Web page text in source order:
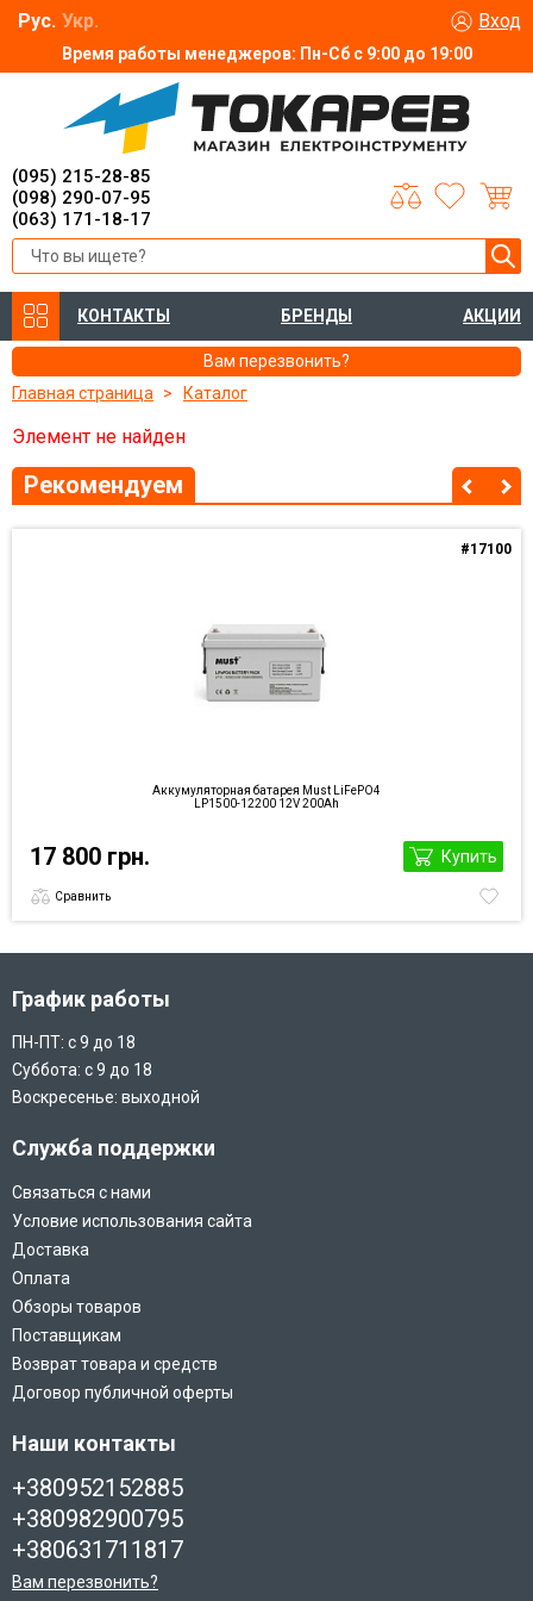
Время работы менеджеров: Пн-Сб с 9:00 до 19:00
Рус. Укр. Вход
(095) 215-28-85
(098) 290-07-95
(063) 171-18-17
КОНТАКТЫ БРЕНДЫ АКЦИИ
Вам перезвонить?
Главная страница
Каталог
Элемент не найден
Рекомендуем
#17100
Аккумуляторная батарея Must LiFePO4
LP1500-12200 12V 200Ah
17 800 грн. Купить
Сравнить
График работы
ПН-ПТ: с 9 до 18
Суббота: с 9 до 18
Воскресенье: выходной
Служба поддержки
Связаться с нами
Условие использования сайта
Доставка
Оплата
Обзоры товаров
Поставщикам
Возврат товара и средств
Договор публичной оферты
Наши контакты
+380952152885
+380982900795
+380631711817
Вам перезвонить?